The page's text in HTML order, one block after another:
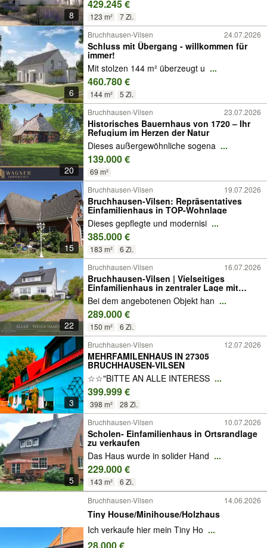
8
429.245 €
123 m² 7 Zi.
6
Bruchhausen-Vilsen 24.07.2026
Schluss mit Übergang - willkommen für
immer!
Mit stolzen 144 m² überzeugt u ...
460.780 €
144 m² 5 Zi.
20
Bruchhausen-Vilsen 23.07.2026
Historisches Bauernhaus von 1720 – Ihr
Refugium im Herzen der Natur
Dieses außergewöhnliche sogena ...
139.000 €
69 m²
15
Bruchhausen-Vilsen 19.07.2026
Bruchhausen-Vilsen: Repräsentatives
Einfamilienhaus in TOP-Wohnlage
Dieses gepflegte und modernisi ...
385.000 €
183 m² 6 Zi.
22
Bruchhausen-Vilsen 16.07.2026
Bruchhausen-Vilsen | Vielseitiges
Einfamilienhaus in zentraler Lage mit
Garten und Garage
Bei dem angebotenen Objekt han ...
289.000 €
150 m² 6 Zi.
3
Bruchhausen-Vilsen 12.07.2026
MEHRFAMILENHAUS IN 27305
BRUCHHAUSEN-VILSEN
☆☆"BITTE AN ALLE INTERESS ...
399.999 €
398 m² 28 Zi.
5
Bruchhausen-Vilsen 10.07.2026
Scholen- Einfamilienhaus in Ortsrandlage
zu verkaufen
Das Haus wurde in solider Hand ...
229.000 €
143 m²
6 Zi.
Bruchhausen-Vilsen
14.06.2026
Tiny House/Minihouse/Holzhaus
Ich verkaufe hier mein Tiny Ho ...
28.000 €